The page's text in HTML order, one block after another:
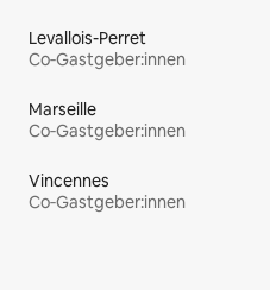
Levallois-Perret
Co‑Gastgeber:innen
Marseille
Co‑Gastgeber:innen
Vincennes
Co‑Gastgeber:innen